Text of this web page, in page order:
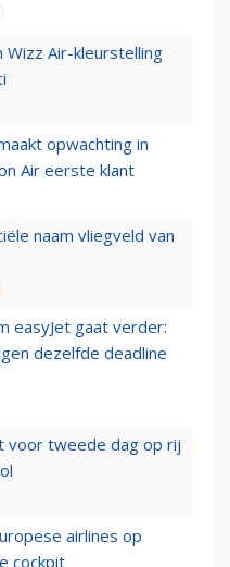
Wizz Air-kleurstelling
opwachting in
Air eerste klant
naam vliegveld van
easyJet gaat verder:
dezelfde deadline
voor tweede dag op rij
airlines op
cockpit